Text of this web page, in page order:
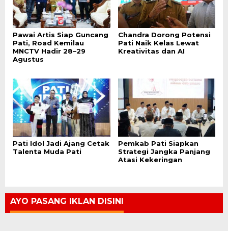
Pawai Artis Siap Guncang
Pati, Road Kemilau
MNCTV Hadir 28–29
Agustus
Chandra Dorong Potensi
Pati Naik Kelas Lewat
Kreativitas dan AI
Pati Idol Jadi Ajang Cetak
Talenta Muda Pati
Pemkab Pati Siapkan
Strategi Jangka Panjang
Atasi Kekeringan
AYO PASANG IKLAN DISINI